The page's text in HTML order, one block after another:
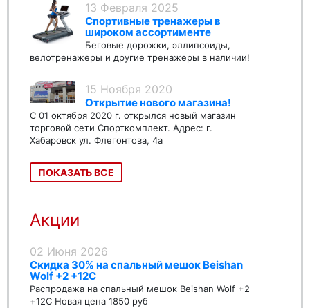
13 Февраля 2025
Спортивные тренажеры в
широком ассортименте
Беговые дорожки, эллипсоиды,
велотренажеры и другие тренажеры в наличии!
15 Ноября 2020
Открытие нового магазина!
С 01 октября 2020 г. открылся новый магазин
торговой сети Спорткомплект. Адрес: г.
Хабаровск ул. Флегонтова, 4а
ПОКАЗАТЬ ВСЕ
Акции
02 Июня 2026
Скидка 30% на спальный мешок Beishan
Wolf +2 +12C
Распродажа на спальный мешок Beishan Wolf +2
+12C Новая цена 1850 руб